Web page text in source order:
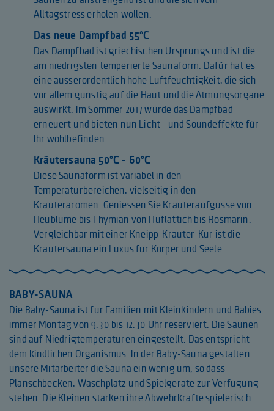
Alltagstress erholen wollen.
Das neue Dampfbad 55°C
Das Dampfbad ist griechischen Ursprungs und ist die
am niedrigsten temperierte Saunaform. Dafür hat es
eine ausserordentlich hohe Luftfeuchtigkeit, die sich
vor allem günstig auf die Haut und die Atmungsorgane
auswirkt. Im Sommer 2017 wurde das Dampfbad
erneuert und bieten nun Licht - und Soundeffekte für
Ihr wohlbefinden.
Kräutersauna 50°C - 60°C
Diese Saunaform ist variabel in den
Temperaturbereichen, vielseitig in den
Kräuteraromen. Geniessen Sie Kräuteraufgüsse von
Heublume bis Thymian von Huflattich bis Rosmarin.
Vergleichbar mit einer Kneipp-Kräuter-Kur ist die
Kräutersauna ein Luxus für Körper und Seele.
BABY-SAUNA
Die Baby-Sauna ist für Familien mit Kleinkindern und Babies
immer Montag von 9.30 bis 12.30 Uhr reserviert. Die Saunen
sind auf Niedrigtemperaturen eingestellt. Das entspricht
dem kindlichen Organismus. In der Baby-Sauna gestalten
unsere Mitarbeiter die Sauna ein wenig um, so dass
Planschbecken, Waschplatz und Spielgeräte zur Verfügung
stehen. Die Kleinen stärken ihre Abwehrkräfte spielerisch.